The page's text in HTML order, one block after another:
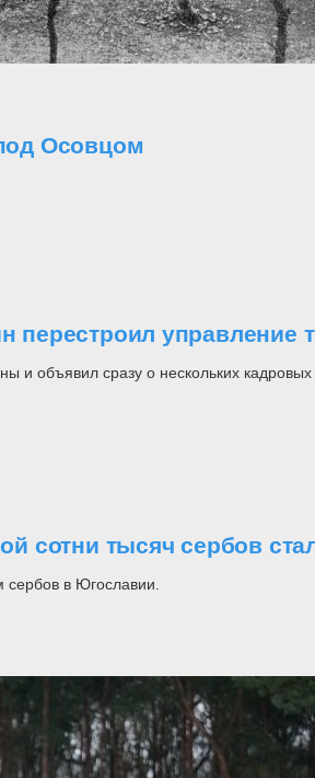
Осовцом
перестроил
и объявил сразу о нескольких
сотни тысяч сербов
в Югославии.